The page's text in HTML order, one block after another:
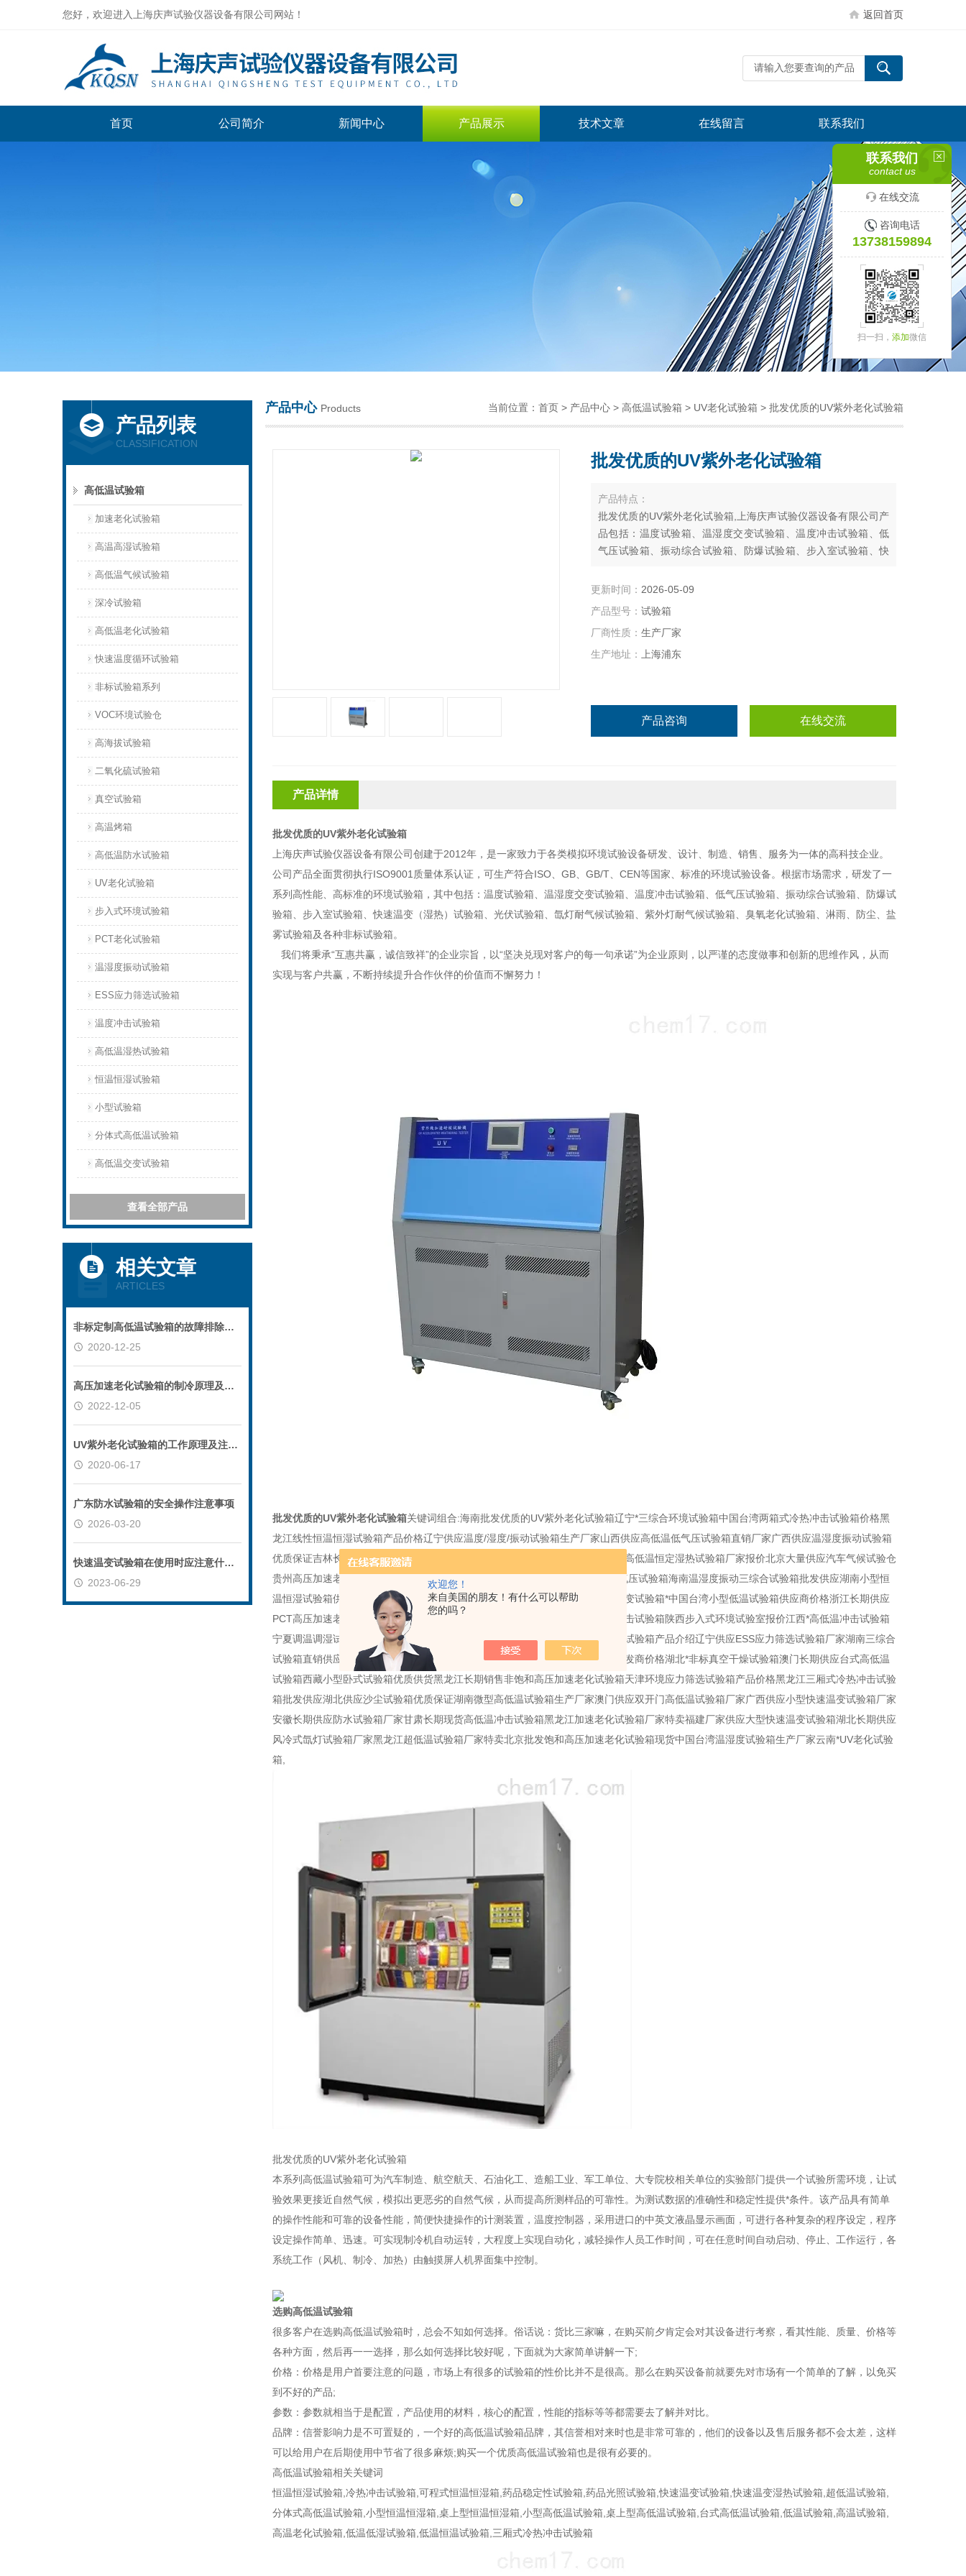
欢迎您！
来自美国的朋友！有什么可以帮助
您的吗？
您好，欢迎进入上海庆声试验仪器设备有限公司网站！ 返回首页
首页 公司简介 新闻中心 产品展示 技术文章 在线留言 联系我们
产品列表
CLASSIFICATION
高低温试验箱
加速老化试验箱
高温高湿试验箱
高低温气候试验箱
深冷试验箱
高低温老化试验箱
快速温度循环试验箱
非标试验箱系列
VOC环境试验仓
高海拔试验箱
二氧化硫试验箱
真空试验箱
高温烤箱
高低温防水试验箱
UV老化试验箱
步入式环境试验箱
PCT老化试验箱
温湿度振动试验箱
ESS应力筛选试验箱
温度冲击试验箱
高低温湿热试验箱
恒温恒湿试验箱
小型试验箱
分体式高低温试验箱
高低温交变试验箱
查看全部产品
相关文章
ARTICLES
非标定制高低温试验箱的故障排除方法介绍
2020-12-25
高压加速老化试验箱的制冷原理及故障处理
2022-12-05
UV紫外老化试验箱的工作原理及注意事项
2020-06-17
广东防水试验箱的安全操作注意事项
2026-03-20
快速温变试验箱在使用时应注意什么？
2023-06-29
产品中心 Products 当前位置： 首页 > 产品中心 > 高低温试验箱 > UV老化试验箱 > 批发优质的UV紫外老化试验箱
批发优质的UV紫外老化试验箱
产品特点：
批发优质的UV紫外老化试验箱,上海庆声试验仪器设备有限公司产
品包括：温度试验箱、温湿度交变试验箱、温度冲击试验箱、低
气压试验箱、振动综合试验箱、防爆试验箱、步入室试验箱、快
灯耐气候试验箱、臭氧老化试验箱、淋雨、防尘、盐雾试验箱及
更新时间： 2026-05-09
产品型号： 试验箱
厂商性质： 生产厂家
生产地址：
上海浦东
产品咨询 在线交流
产品详情
批发优质的UV紫外老化试验箱
上海庆声试验仪器设备有限公司创建于2012年，是一家致力于各类模拟环境试验设备研发、设计、制造、销售、服务为一体的高科技企业。
公司产品全面贯彻执行ISO9001质量体系认证，可生产符合ISO、GB、GB/T、CEN等国家、标准的环境试验设备。根据市场需求，研发了一
系列高性能、高标准的环境试验箱，其中包括：温度试验箱、温湿度交变试验箱、温度冲击试验箱、低气压试验箱、振动综合试验箱、防爆试
验箱、步入室试验箱、快速温变（湿热）试验箱、光伏试验箱、氙灯耐气候试验箱、紫外灯耐气候试验箱、臭氧老化试验箱、淋雨、防尘、盐
雾试验箱及各种非标试验箱。
我们将秉承“互惠共赢，诚信致祥”的企业宗旨，以“坚决兑现对客户的每一句承诺”为企业原则，以严谨的态度做事和创新的思维作风，从而
实现与客户共赢，不断持续提升合作伙伴的价值而不懈努力！
批发优质的UV紫外老化试验箱关键词组合:海南批发优质的UV紫外老化试验箱辽宁*三综合环境试验箱中国台湾两箱式冷热冲击试验箱价格黑
龙江线性恒温恒湿试验箱产品价格辽宁供应温度/湿度/振动试验箱生产厂家山西供应高低温低气压试验箱直销厂家广西供应温湿度振动试验箱
优质保证吉林长期供应PVC盐雾试验箱厂家甘肃批发高低温气候试验箱厂家湖北高低温恒定湿热试验箱厂家报价北京大量供应汽车气候试验仓
贵州高压加速老化试验箱批发价格广东专业销售蓄冷式冷热冲击试验箱青海*低气压试验箱海南温湿度振动三综合试验箱批发供应湖南小型恒
温恒湿试验箱供应商价格内蒙古高低温交变湿热试验箱优质供货陕西线性快速温变试验箱*中国台湾小型低温试验箱供应商价格浙江长期供应
PCT高压加速老化试验箱湖南高温高湿试验箱产品介绍浙江长期供应等均冷热冲击试验箱陕西步入式环境试验室报价江西*高低温冲击试验箱
宁夏调温调湿试验箱专业直销商江西现货出售桌上型高低温试验箱天津温度冲击试验箱产品介绍辽宁供应ESS应力筛选试验箱厂家湖南三综合
试验箱直销供应商重庆高低温老化试验箱价格行情四川高低温湿热交变试验箱批发商价格湖北*非标真空干燥试验箱澳门长期供应台式高低温
试验箱西藏小型卧式试验箱优质供货黑龙江长期销售非饱和高压加速老化试验箱天津环境应力筛选试验箱产品价格黑龙江三厢式冷热冲击试验
箱批发供应湖北供应沙尘试验箱优质保证湖南微型高低温试验箱生产厂家澳门供应双开门高低温试验箱厂家广西供应小型快速温变试验箱厂家
安徽长期供应防水试验箱厂家甘肃长期现货高低温冲击试验箱黑龙江加速老化试验箱厂家特卖福建厂家供应大型快速温变试验箱湖北长期供应
风冷式氙灯试验箱厂家黑龙江超低温试验箱厂家特卖北京批发饱和高压加速老化试验箱现货中国台湾温湿度试验箱生产厂家云南*UV老化试验
箱,
批发优质的UV紫外老化试验箱
本系列高低温试验箱可为汽车制造、航空航天、石油化工、造船工业、军工单位、大专院校相关单位的实验部门提供一个试验所需环境，让试
验效果更接近自然气候，模拟出更恶劣的自然气候，从而提高所测样品的可靠性。为测试数据的准确性和稳定性提供*条件。该产品具有简单
的操作性能和可靠的设备性能，简便快捷操作的计测装置，温度控制器，采用进口的中英文液晶显示画面，可进行各种复杂的程序设定，程序
设定操作简单、迅速。可实现制冷机自动运转，大程度上实现自动化，减轻操作人员工作时间，可在任意时间自动启动、停止、工作运行，各
系统工作（风机、制冷、加热）由触摸屏人机界面集中控制。
选购高低温试验箱
很多客户在选购高低温试验箱时，总会不知如何选择。俗话说：货比三家嘛，在购买前夕肯定会对其设备进行考察，看其性能、质量、价格等
各种方面，然后再一一选择，那么如何选择比较好呢，下面就为大家简单讲解一下;
价格：价格是用户首要注意的问题，市场上有很多的试验箱的性价比并不是很高。那么在购买设备前就要先对市场有一个简单的了解，以免买
到不好的产品;
参数：参数就相当于是配置，产品使用的材料，核心的配置，性能的指标等等都需要去了解并对比。
品牌：信誉影响力是不可置疑的，一个好的高低温试验箱品牌，其信誉相对来时也是非常可靠的，他们的设备以及售后服务都不会太差，这样
可以给用户在后期使用中节省了很多麻烦;购买一个优质高低温试验箱也是很有必要的。
高低温试验箱相关关键词
恒温恒湿试验箱,冷热冲击试验箱,可程式恒温恒湿箱,药品稳定性试验箱,药品光照试验箱,快速温变试验箱,快速温变湿热试验箱,超低温试验箱,
分体式高低温试验箱,小型恒温恒湿箱,桌上型恒温恒湿箱,小型高低温试验箱,桌上型高低温试验箱,台式高低温试验箱,低温试验箱,高温试验箱,
高温老化试验箱,低温低湿试验箱,低温恒温试验箱,三厢式冷热冲击试验箱
联系我们
contact us
在线交流
咨询电话
13738159894
扫一扫， 添加微信